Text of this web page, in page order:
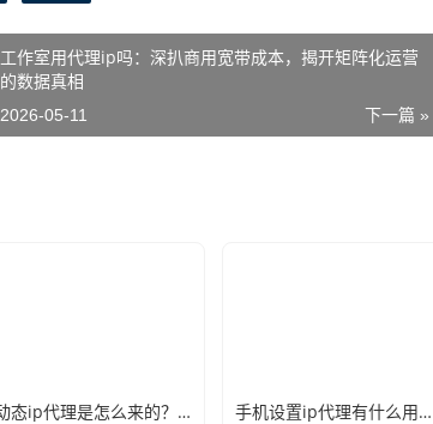
工作室用代理ip吗：深扒商用宽带成本，揭开矩阵化运营
的数据真相
下一篇 »
2026-05-11
动态ip代理是怎么来的？背后的原理比你想象的精彩 手机设置ip代理有什么用？不只是改定位那么简单